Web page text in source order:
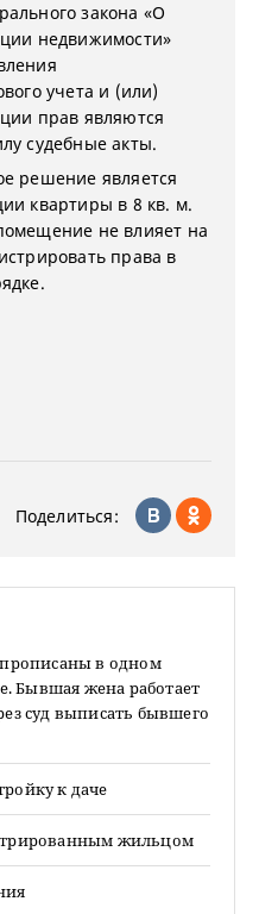
закона «О
недвижимости»
учета и (или)
прав являются
судебные акты.
решение является
квартиры в 8 кв. м.
не влияет на
права в
Поделиться:
в одном
Бывшая жена работает
суд выписать бывшего
к даче
жильцом